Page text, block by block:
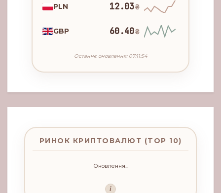
PLN 12.03₴
GBP 60.40₴
Останнє оновлення: 07:11:54
РИНОК КРИПТОВАЛЮТ (TOP 10)
Оновлення...
i